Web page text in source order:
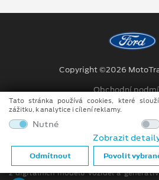
Copyright ©2026
Obchodní
Ochrana osobních
Prohlášení o zpracování údajů
Při tvorbě videí a obrázků na tomto
tradičních fotografií či videí, počítačem
z digitálních modelů vozidel a
Tato stránka používá cookies, které
zážitku, k analytice i cílení reklamy.
Nutné
Zobrazit
Odmítnout Povolit